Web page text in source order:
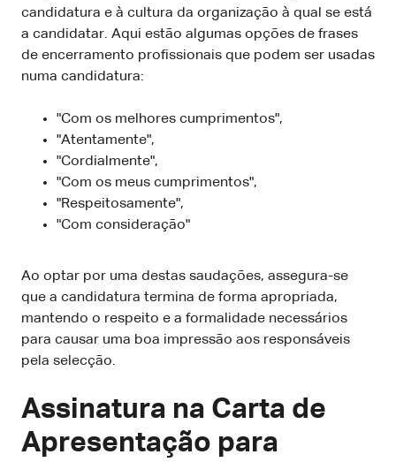
candidatura e à cultura da organização à qual se está
a candidatar. Aqui estão algumas opções de frases
de encerramento profissionais que podem ser usadas
numa candidatura:
"Com os melhores cumprimentos",
"Atentamente",
"Cordialmente",
"Com os meus cumprimentos",
"Respeitosamente",
"Com consideração"
Ao optar por uma destas saudações, assegura-se
que a candidatura termina de forma apropriada,
mantendo o respeito e a formalidade necessários
para causar uma boa impressão aos responsáveis
pela selecção.
Assinatura na Carta de
Apresentação para